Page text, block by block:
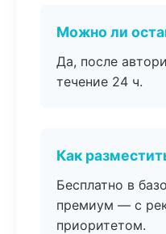
Можно ли
Да, после
течение 24 ч.
Как
Бесплатно в
премиум — с
приоритетом.